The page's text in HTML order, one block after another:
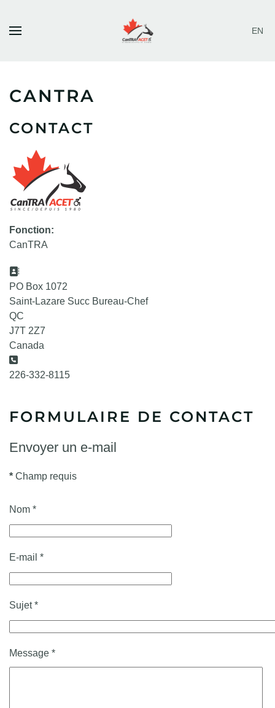
EN
CANTRA
CONTACT
Fonction:
CanTRA
Adresse:
PO Box 1072
Saint-Lazare Succ Bureau-Chef
QC
J7T 2Z7
Canada
Téléphone:
226-332-8115
FORMULAIRE DE CONTACT
Envoyer un e-mail
* Champ requis
Nom *
E-mail *
Sujet*
Message *